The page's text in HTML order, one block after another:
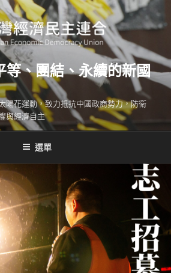
等、團結、永續的新國
陽花運動，致力抵抗中國政商勢力，防衛
與經濟自主
選單